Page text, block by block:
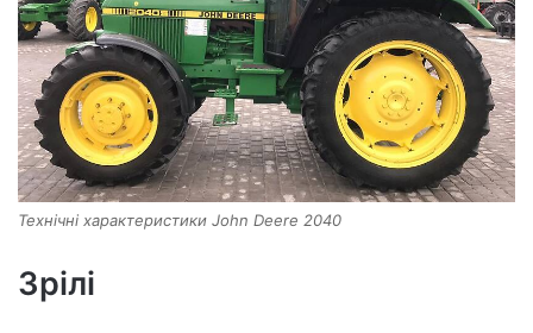
Технічні характеристики John Deere 2040
Зрілі